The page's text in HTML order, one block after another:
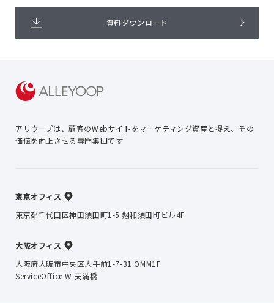
資料ダウンロード
アリウープは、顧客のWebサイトをマーケティング資産と捉え、 その
価値を向上させる専門集団です
東京オフィス
東京都千代田区神田須田町1-5 翔和須田町ビル4F
大阪オフィス
大阪府大阪市中央区大手前1-7-31 OMM1F
ServiceOffice W 天満橋